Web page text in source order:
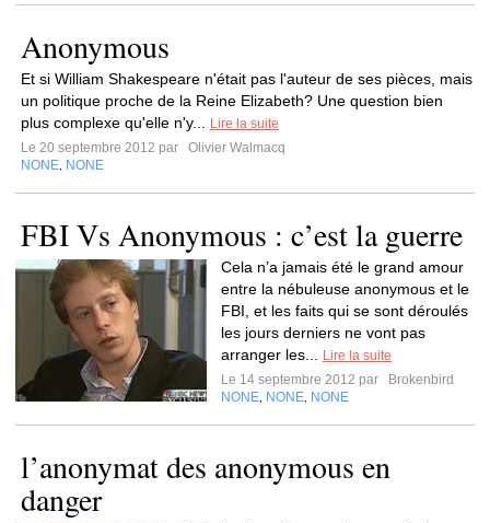
Anonymous
Et si William Shakespeare n'était pas l'auteur de ses pièces, mais
un politique proche de la Reine Elizabeth? Une question bien
plus complexe qu'elle n'y...
Lire la suite
Le 20 septembre 2012 par
Olivier Walmacq
NONE NONE
FBI Vs Anonymous : c’est la guerre
Cela n’a jamais été le grand amour
entre la nébuleuse anonymous et le
FBI, et les faits qui se sont déroulés
les jours derniers ne vont pas
arranger les...
Lire la suite
Le 14 septembre 2012 par
Brokenbird
NONE NONE NONE
l’anonymat des anonymous en
danger